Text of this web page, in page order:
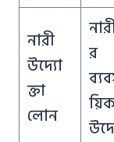
নারী
উদ্যো
ক্তা
লোন
র